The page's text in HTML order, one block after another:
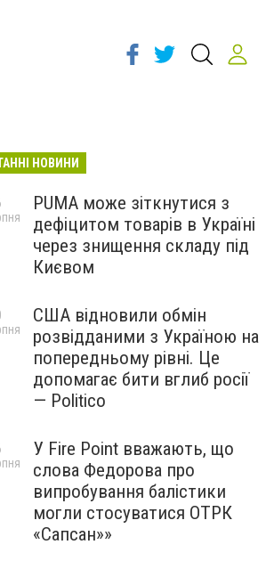
НОВИНИ
PUMA може зіткнутися з
дефіцитом товарів в Україні
через знищення складу під
Києвом
США відновили обмін
розвідданими з Україною на
попередньому рівні. Це
допомагає бити вглиб росії
— Politico
У Fire Point вважають, що
слова Федорова про
випробування балістики
могли стосуватися ОТРК
«Сапсан»»